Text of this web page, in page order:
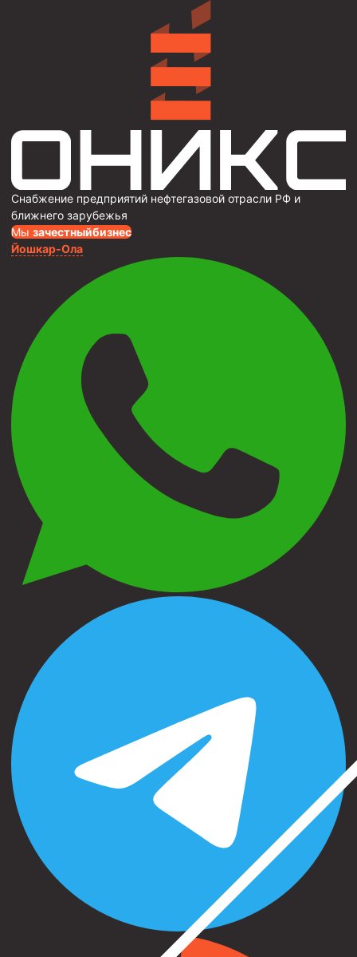
Снабжение предприятий нефтегазовой отрасли РФ и
ближнего зарубежья
Мы зачестныйбизнес
Йошкар-Ола